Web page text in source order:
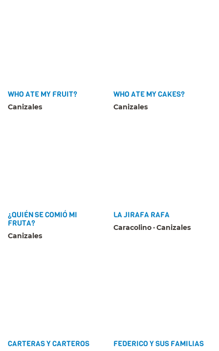
WHO ATE MY FRUIT?
Canizales
WHO ATE MY CAKES?
Canizales
¿QUIÉN SE COMIÓ MI
FRUTA?
Canizales
LA JIRAFA RAFA
Caracolino Canizales
CARTERAS Y CARTEROS FEDERICO Y SUS FAMILIAS